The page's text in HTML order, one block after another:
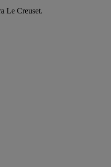
Le Creuset.